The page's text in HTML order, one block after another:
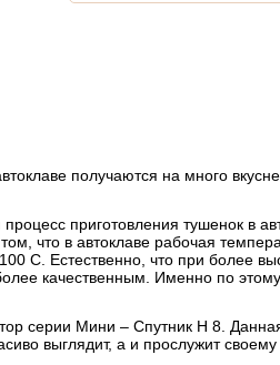
получаются на много
приготовления тушенок в
что в автоклаве рабочая
С. Естественно, что при более
качественным. Именно по
серии Мини – Спутник Н 8.
выглядит, а и прослужит